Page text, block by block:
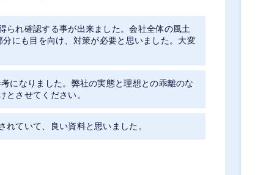
られ確認する事が出来ました。会社全体の風土
にも目を向け、対策が必要と思いました。大変
になりました。弊社の実態と理想との乖離のな
とさせてください。
ていて、良い資料と思いました。